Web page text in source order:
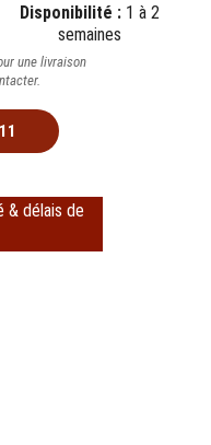
Disponibilité : 1 à 2
semaines
une livraison
& délais de